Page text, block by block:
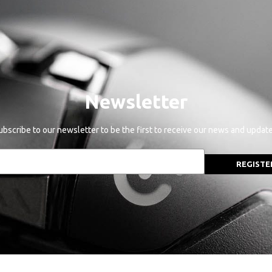
Newsletter
to our newsletter to be the first to receive our news and